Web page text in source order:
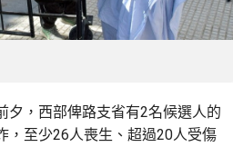
夕，西部俾路支省有2名候選人的
，至少26人喪生、超過20人受傷